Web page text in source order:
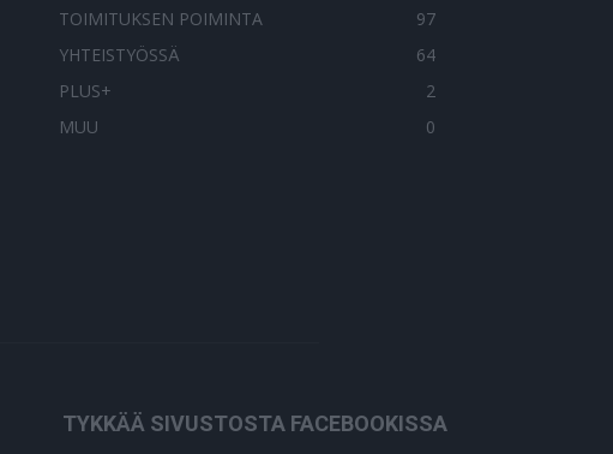
TOIMITUKSEN POIMINTA
97
YHTEISTYÖSSÄ
64
PLUS+
2
MUU
0
TYKKÄÄ SIVUSTOSTA FACEBOOKISSA